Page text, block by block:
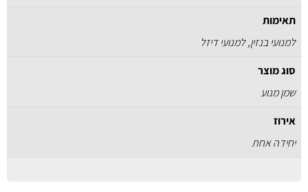
תאימות
למנועי בנזין, למנועי דיזל
סוג מוצר
שמן מנוע
אירוז
יחידה אחת